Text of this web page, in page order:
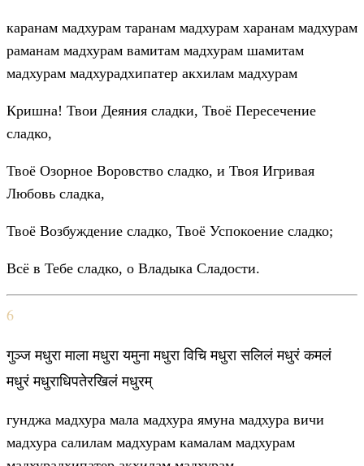
каранам мадхурам таранам мадхурам харанам мадхурам
раманам мадхурам вамитам мадхурам шамитам
мадхурам мадхурадхипатер акхилам мадхурам
Кришна! Твои Деяния сладки, Твоё Пересечение
сладко,
Твоё Озорное Воровство сладко, и Твоя Игривая
Любовь сладка,
Твоё Возбуждение сладко, Твоё Успокоение сладко;
Всё в Тебе сладко, о Владыка Сладости.
6
गुञ्ज मधुरा माला मधुरा यमुना मधुरा विचि मधुरा सलिलं मधुरं कमलं
मधुरं मधुराधिपतेरखिलं मधुरम्
гунджа мадхура мала мадхура ямуна мадхура вичи
мадхура салилам мадхурам камалам мадхурам